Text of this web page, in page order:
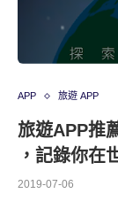
APP 旅遊 APP
旅遊APP推
，記錄你在
2019-07-06